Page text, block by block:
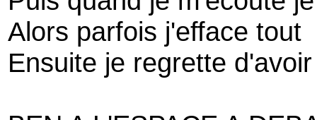
Alors parfois j'efface tout
Ensuite je regrette